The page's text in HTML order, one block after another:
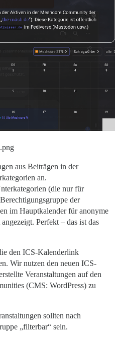
aus Beiträgen in der
an.
(die nur für
der
im Hauptkalender für anonyme
Perfekt – das ist das
den ICS-Kalenderlink
Wir nutzen den neuen ICS-
Veranstaltungen auf den
(CMS: WordPress) zu
sollten nach
„filterbar“ sein.